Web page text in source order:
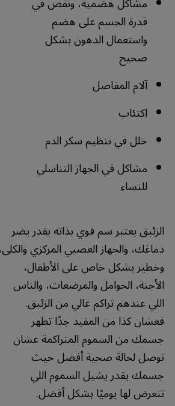
قدرة الجسم على هضم
واستعمال الدهون بشكل
صحيح
آلام المفاصل
اكتئاب
خلل في تنظيم سكر الدم
مشاكل في الجهاز التناسلي
للنساء
الزئبق يعتبر سم قوي بذاته يقدر يضر
دماغك، والجهاز العصبي المركزي والكلى،
وخطير بشكل خاص على الأطفال،
الأجنة، الحوامل والمرضعات، والناس
اللي عندهم تراكم عالي من الزئبق.
فعشان كذا من المفيد جدًا تطهر
جسمك من السموم المتراكمة عشان
توصل لحالة صحية أفضل حيث
جسمك يقدر يشيل السموم اللي
تتعرض لها يوميًا بشكل أفضل.